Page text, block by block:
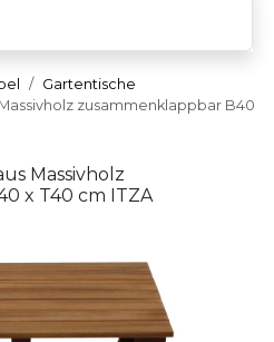
Gartentische
zusammenklappbar B40
Massivholz
x T40 cm ITZA